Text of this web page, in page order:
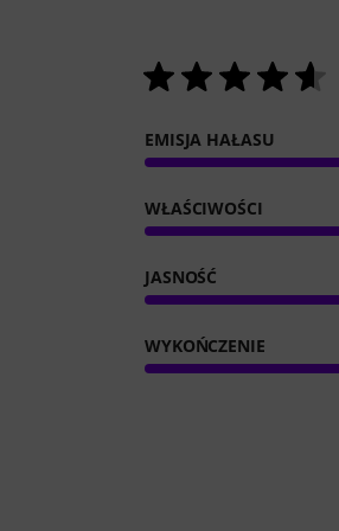
EMISJA HAŁASU
WŁAŚCIWOŚCI
JASNOŚĆ
WYKOŃCZENIE